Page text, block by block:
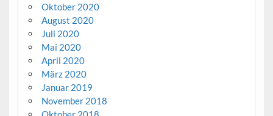
Oktober 2020
August 2020
Juli 2020
Mai 2020
April 2020
März 2020
Januar 2019
November 2018